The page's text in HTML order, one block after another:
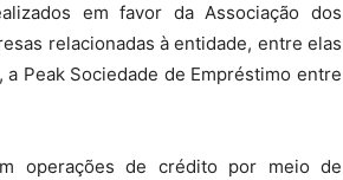
em favor da Associação dos
relacionadas à entidade, entre elas
Peak Sociedade de Empréstimo entre
operações de crédito por meio de